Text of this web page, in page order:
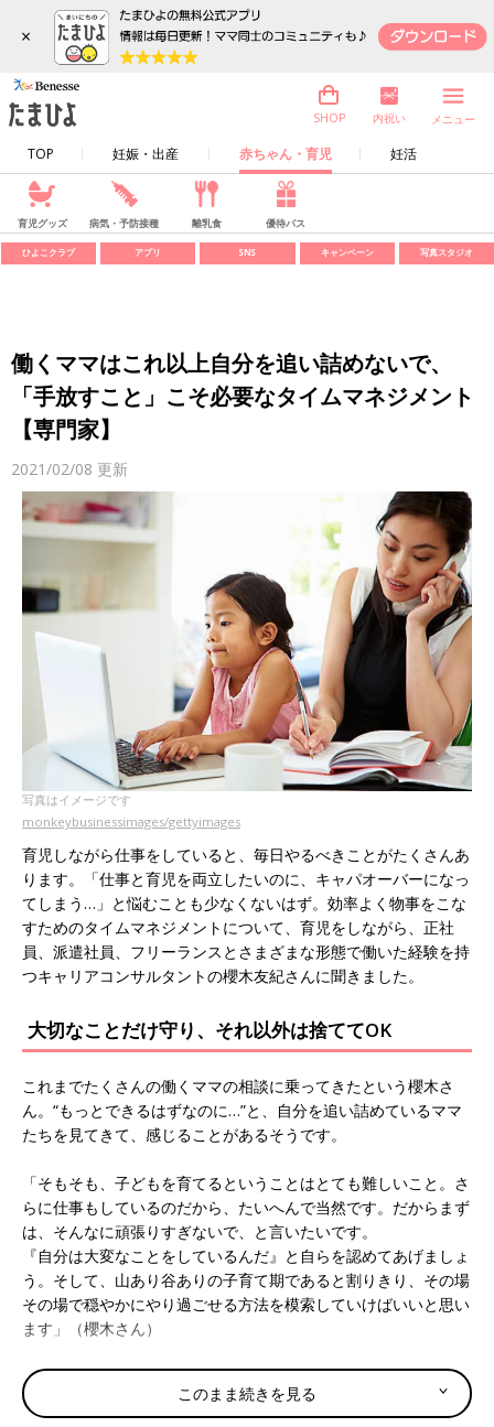
×
TOP 妊娠・出産 赤ちゃん・育児 妊活
SHOP 内祝い メニュー
育児グッズ 病気・予防接種 離乳食 優待パス
ひよこクラブ アプリ SNS キャンペーン 写真スタジオ
働くママはこれ以上自分を追い詰めないで、
「手放すこと」こそ必要なタイムマネジメント
【専門家】
2021/02/08 更新
写真はイメージです
monkeybusinessimages/gettyimages
育児しながら仕事をしていると、毎日やるべきことがたくさんあ
ります。「仕事と育児を両立したいのに、キャパオーバーになっ
てしまう…」と悩むことも少なくないはず。効率よく物事をこな
すためのタイムマネジメントについて、育児をしながら、正社
員、派遣社員、フリーランスとさまざまな形態で働いた経験を持
つキャリアコンサルタントの櫻木友紀さんに聞きました。
大切なことだけ守り、それ以外は捨ててOK
これまでたくさんの働くママの相談に乗ってきたという櫻木さ
ん。“もっとできるはずなのに…”と、自分を追い詰めているママ
たちを見てきて、感じることがあるそうです。
「そもそも、子どもを育てるということはとても難しいこと。さ
らに仕事もしているのだから、たいへんで当然です。だからまず
は、そんなに頑張りすぎないで、と言いたいです。
『自分は大変なことをしているんだ』と自らを認めてあげましょ
う。そして、山あり谷ありの子育て期であると割りきり、その場
その場で穏やかにやり過ごせる方法を模索していけばいいと思い
ます」（櫻木さん）
“タイムマネジメントで効率よく物事を進めたい”といっても、本
当に求めていることは人それぞれだと櫻木さんは言います。
このまま続きを見る